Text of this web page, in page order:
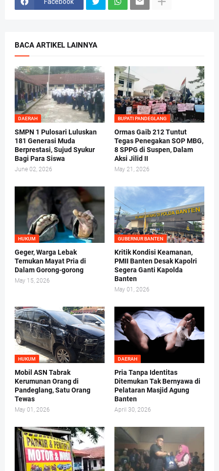
BACA ARTIKEL LAINNYA
DAERAH
SMPN 1 Pulosari Luluskan
181 Generasi Muda
Berprestasi, Sujud Syukur
Bagi Para Siswa
June 02, 2026
BUPATI PANDEGLANG
Ormas Gaib 212 Tuntut
Tegas Penegakan SOP MBG,
8 SPPG di Suspen, Dalam
Aksi Jilid II
May 21, 2026
HUKUM
Geger, Warga Lebak
Temukan Mayat Pria di
Dalam Gorong-gorong
May 15, 2026
GUBERNUR BANTEN
Kritik Kondisi Keamanan,
PMII Banten Desak Kapolri
Segera Ganti Kapolda
Banten
May 01, 2026
HUKUM
Mobil ASN Tabrak
Kerumunan Orang di
Pandeglang, Satu Orang
Tewas
May 01, 2026
DAERAH
Pria Tanpa Identitas
Ditemukan Tak Bernyawa di
Pelataran Masjid Agung
Banten
April 30, 2026